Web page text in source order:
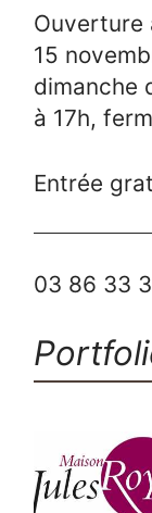
Ouverture
15
dimanche
à 17h,
Entrée
03 86 33